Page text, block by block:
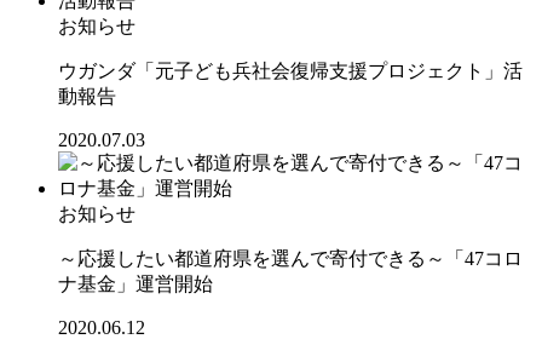
お知らせ
ウガンダ「元子ども兵社会復帰支援プロジェクト」活
動報告
2020.07.03
お知らせ
～応援したい都道府県を選んで寄付できる～「47コロ
ナ基金」運営開始
2020.06.12